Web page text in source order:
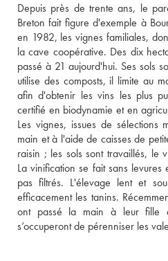
Depuis près de trente ans, le
Breton fait figure d'exemple à
en 1982, les vignes familiales,
la cave coopérative. Des dix
passé à 21 aujourd'hui. Ses sols
utilise des composts, il limite au
afin d'obtenir les vins les plus
certifié en biodynamie et en
Les vignes, issues de sélections
main et à l'aide de caisses de
raisin ; les sols sont travaillés, le
La vinification se fait sans
pas filtrés. L'élevage lent et
efficacement les tanins.
ont passé la main à leur fille
s’occuperont de pérenniser les